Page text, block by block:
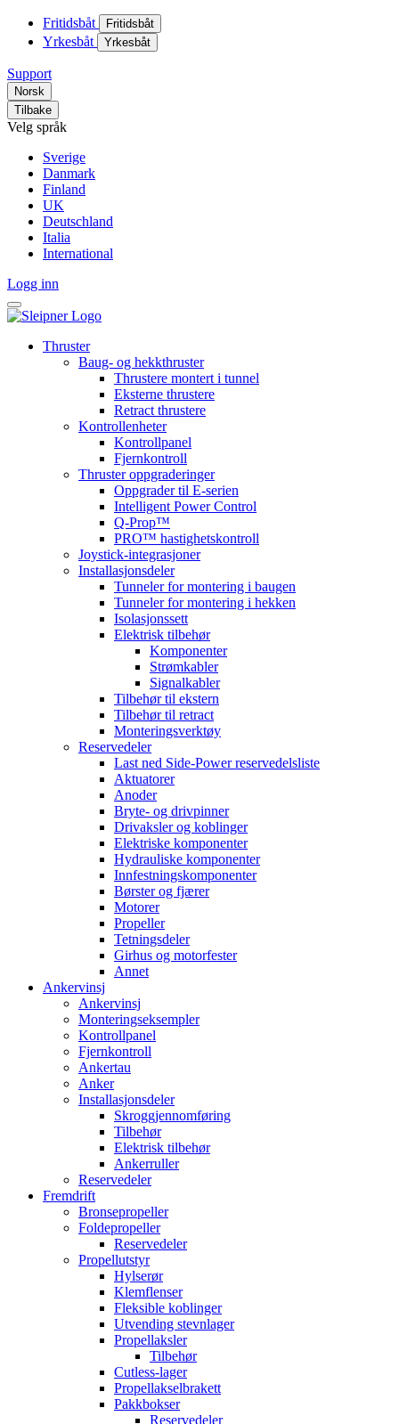
Fritidsbåt Fritidsbåt
Yrkesbåt Yrkesbåt
Support
Norsk
Tilbake
Velg språk
Sverige
Danmark
Finland
UK
Deutschland
Italia
International
Logg inn
Thruster
Baug- og hekkthruster
Thrustere montert i tunnel
Eksterne thrustere
Retract thrustere
Kontrollenheter
Kontrollpanel
Fjernkontroll
Thruster oppgraderinger
Oppgrader til E-serien
Intelligent Power Control
Q-Prop™
PRO™ hastighetskontroll
Joystick-integrasjoner
Installasjonsdeler
Tunneler for montering i baugen
Tunneler for montering i hekken
Isolasjonssett
Elektrisk tilbehør
Komponenter
Strømkabler
Signalkabler
Tilbehør til ekstern
Tilbehør til retract
Monteringsverktøy
Reservedeler
Last ned Side-Power reservedelsliste
Aktuatorer
Anoder
Bryte- og drivpinner
Drivaksler og koblinger
Elektriske komponenter
Hydrauliske komponenter
Innfestningskomponenter
Børster og fjærer
Motorer
Propeller
Tetningsdeler
Girhus og motorfester
Annet
Ankervinsj
Ankervinsj
Monteringseksempler
Kontrollpanel
Fjernkontroll
Ankertau
Anker
Installasjonsdeler
Skroggjennomføring
Tilbehør
Elektrisk tilbehør
Ankerruller
Reservedeler
Fremdrift
Bronsepropeller
Foldepropeller
Reservedeler
Propellutstyr
Hylserør
Klemflenser
Fleksible koblinger
Utvending stevnlager
Propellaksler
Tilbehør
Cutless-lager
Propellakselbrakett
Pakkbokser
Reservedeler